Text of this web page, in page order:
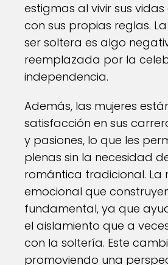
estigmas al vivir sus
con sus propias reglas.
ser soltera es algo
reemplazada por la
independencia.
Además, las mujeres
satisfacción en sus
y pasiones, lo que les
plenas sin la necesidad
romántica tradicional. La
emocional que
fundamental, ya que
el aislamiento que a
con la soltería. Este
promoviendo una